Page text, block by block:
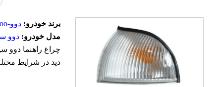
برند خودرو: دوو-Daewoo
مدل خودرو: دوو
دید در شرایط